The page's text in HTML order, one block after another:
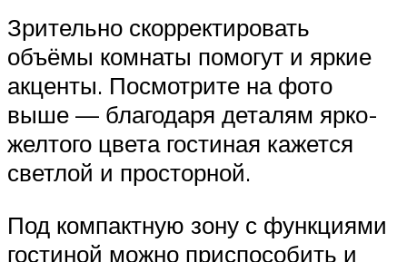
Зрительно скорректировать
объёмы комнаты помогут и яркие
акценты. Посмотрите на фото
выше — благодаря деталям ярко-
желтого цвета гостиная кажется
светлой и просторной.
Под компактную зону с функциями
гостиной можно приспособить и